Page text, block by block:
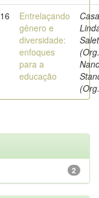
Entrelaçando
gênero e
diversidade:
enfoques
para a
educação
2